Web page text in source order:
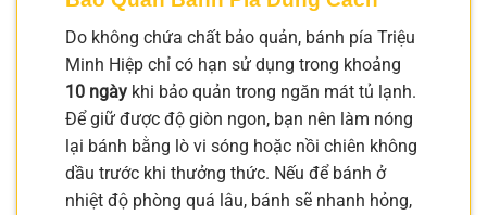
Do không chứa chất bảo quản, bánh pía Triệu
Minh Hiệp chỉ có hạn sử dụng trong khoảng
10 ngày khi bảo quản trong ngăn mát tủ lạnh.
Để giữ được độ giòn ngon, bạn nên làm nóng
lại bánh bằng lò vi sóng hoặc nồi chiên không
dầu trước khi thưởng thức. Nếu để bánh ở
nhiệt độ phòng quá lâu, bánh sẽ nhanh hỏng,